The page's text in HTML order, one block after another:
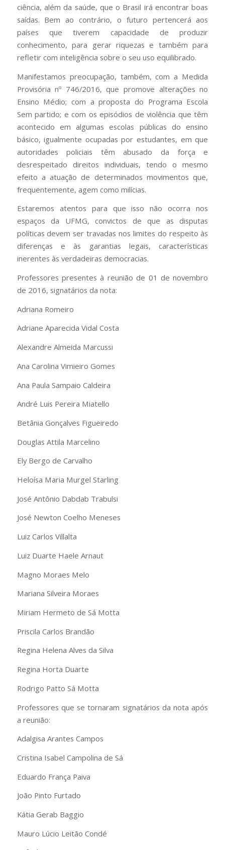
ciência, além da saúde, que o Brasil irá encontrar boas
saídas. Bem ao contrário, o futuro pertencerá aos
países que tiverem capacidade de produzir
conhecimento, para gerar riquezas e também para
refletir com inteligência sobre o seu uso equilibrado.
Manifestamos preocupação, também, com a Medida
Provisória nº 746/2016, que promove alterações no
Ensino Médio; com a proposta do Programa Escola
Sem partido; e com os episódios de violência que têm
acontecido em algumas escolas públicas do ensino
básico, igualmente ocupadas por estudantes, em que
autoridades policiais têm abusado da força e
desrespeitado direitos individuais, tendo o mesmo
efeito a atuação de determinados movimentos que,
frequentemente, agem como milícias.
Estaremos atentos para que isso não ocorra nos
espaços da UFMG, convictos de que as disputas
políticas devem ser travadas nos limites do respeito às
diferenças e às garantias legais, características
inerentes às verdadeiras democracias.
Professores presentes à reunião de 01 de novembro
de 2016, signatários da nota:
Adriana Romeiro
Adriane Aparecida Vidal Costa
Alexandre Almeida Marcussi
Ana Carolina Vimieiro Gomes
Ana Paula Sampaio Caldeira
André Luis Pereira Miatello
Betânia Gonçalves Figueiredo
Douglas Attila Marcelino
Ely Bergo de Carvalho
Heloísa Maria Murgel Starling
José Antônio Dabdab Trabulsi
José Newton Coelho Meneses
Luiz Carlos Villalta
Luiz Duarte Haele Arnaut
Magno Moraes Melo
Mariana Silveira Moraes
Miriam Hermeto de Sá Motta
Priscila Carlos Brandão
Regina Helena Alves da Silva
Regina Horta Duarte
Rodrigo Patto Sá Motta
Professores que se tornaram signatários da nota após
a reunião:
Adalgisa Arantes Campos
Cristina Isabel Campolina de Sá
Eduardo França Paiva
João Pinto Furtado
Kátia Gerab Baggio
Mauro Lúcio Leitão Condé